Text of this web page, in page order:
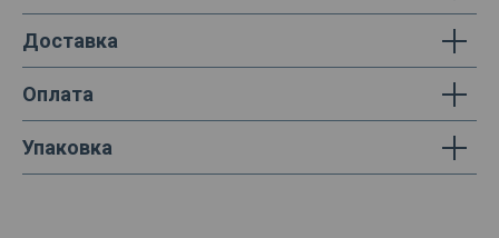
Доставка
Оплата
Упаковка